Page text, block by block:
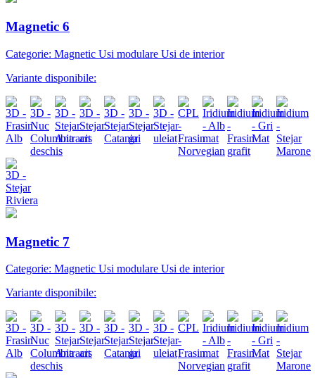
Magnetic 6
Categorie: Magnetic Usi modulare Usi de interior
Variante disponibile:
Magnetic 7
Categorie: Magnetic Usi modulare Usi de interior
Variante disponibile: